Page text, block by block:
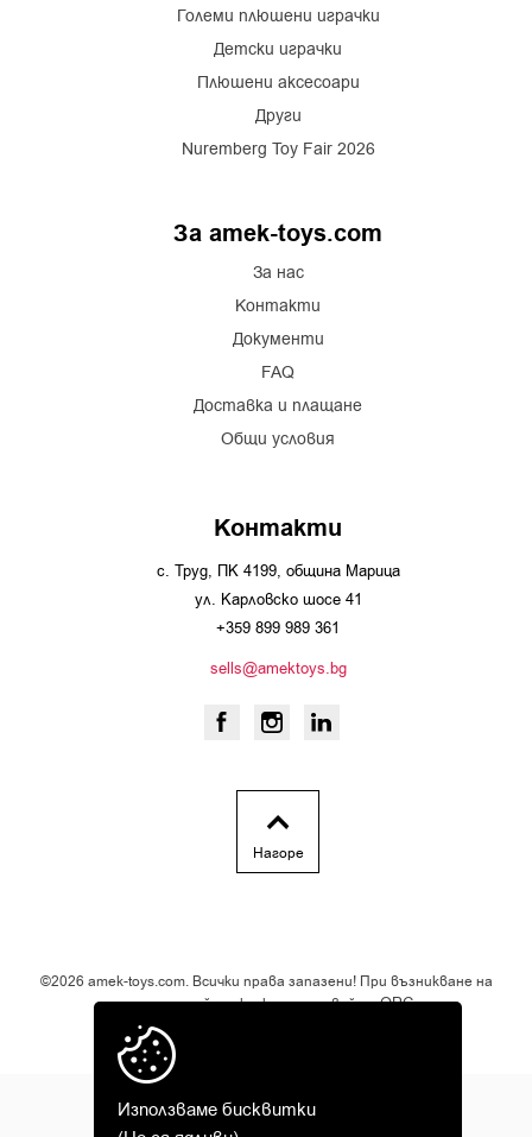
Използваме бисквитки
Големи плюшени играчки
Детски играчки
Плюшени аксесоари
Други
Nuremberg Toy Fair 2026
За amek-toys.com
За нас
Контакти
Документи
FAQ
Доставка и плащане
Общи условия
Контакти
с. Труд, ПК 4199, община Марица
ул. Карловско шосе 41
+359 899 989 361
sells@amektoys.bg
Нагоре
©2026 amek-toys.com. Всички права запазени! При възникване на
спор за онлайн покупка, използвайтеОРС.
Дизайн и разработка от